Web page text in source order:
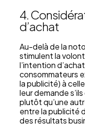
4.
d’achat
Au-delà de la
stimulent la
l’intention
consommateurs
la publicité) à
leur demande
plutôt qu’une
entre la publicité
des résultats